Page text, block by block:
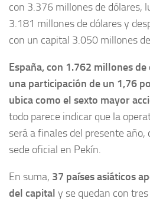
con 3.376 millones de dólares,
3.181 millones de dólares y
con un capital 3.050 millones
España, con 1.762 millones
una participación de un 1,76
ubica como el sexto mayor
todo parece indicar que la
será a finales del presente
sede oficial en Pekín.
En suma, 37 países asiáticos
del capital y se quedan con